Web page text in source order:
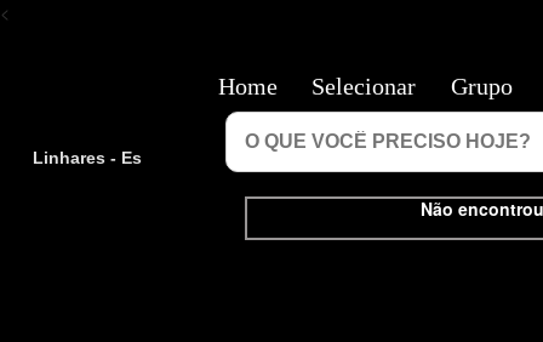
<
Linhares - Es
Não
Home Selecionar Grupo